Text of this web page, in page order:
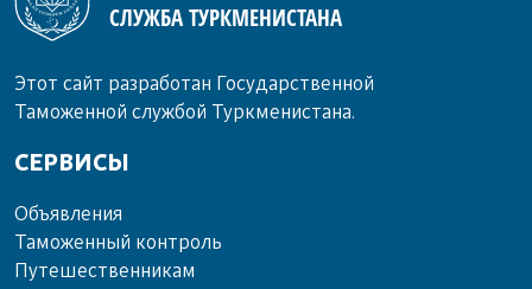
СЛУЖБА ТУРКМЕНИСТАНА
Этот сайт разработан Государственной
Таможенной службой Туркменистана.
СЕРВИСЫ
Объ­яв­ле­ния
Та­мо­жен­ный кон­троль
Пу­те­шест­вен­ни­кам